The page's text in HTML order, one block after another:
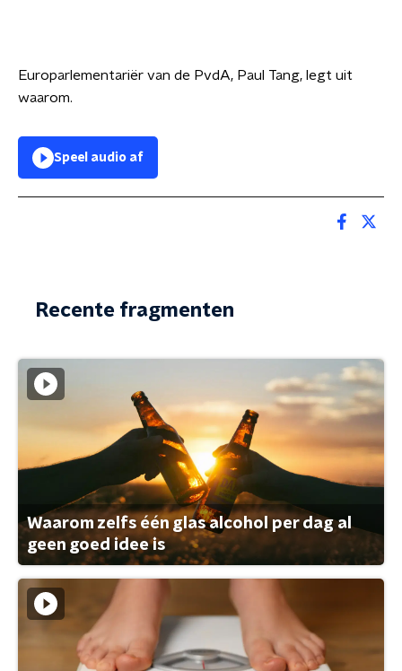
Europarlementariër van de PvdA, Paul Tang, legt uit
waarom.
Speel audio af
Recente fragmenten
Waarom zelfs één glas alcohol per dag al
geen goed idee is